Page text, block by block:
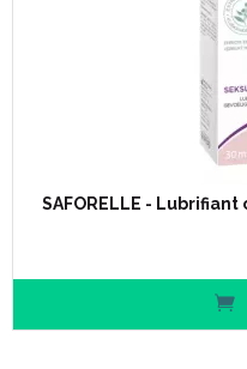
SAFORELLE -